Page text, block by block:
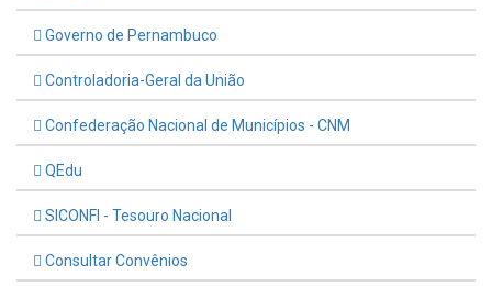
Governo de Pernambuco
Controladoria-Geral da União
Confederação Nacional de Municípios - CNM
QEdu
SICONFI - Tesouro Nacional
Consultar Convênios